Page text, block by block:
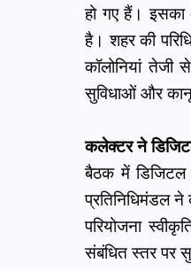
हो गए हैं। इसका
है। शहर की
कॉलोनियां तेजी
सुविधाओं और
कलेक्टर ने
बैठक में डिजिटल
प्रतिनिधिमंडल
परियोजना
संबंधित स्तर पर